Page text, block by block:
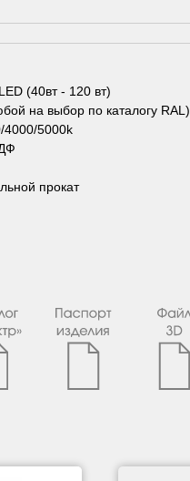
(40вт - 120 вт)
на выбор по каталогу RAL)
4000/5000k
прокат